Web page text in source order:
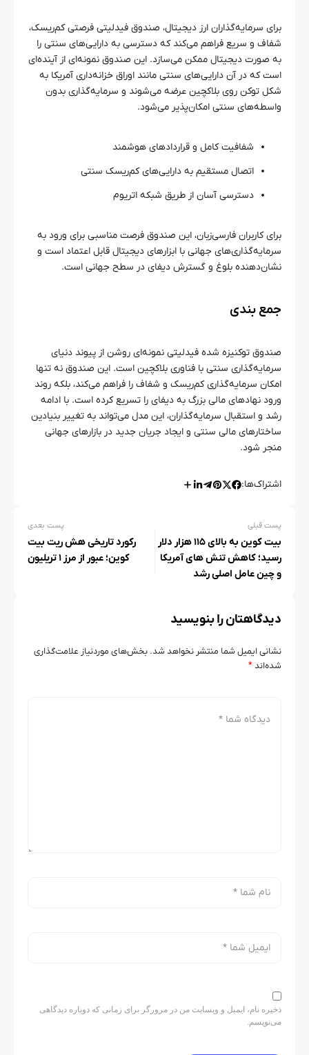
برای سرمایه‌گذاران ارز دیجیتال، صندوق فیدلیتی فرصتی کم‌ریسک،
شفاف و سریع فراهم می‌کند که دسترسی به دارایی‌های سنتی را
به صورت دیجیتال ممکن می‌سازد. این صندوق نمونه‌ای از آینده‌ای
است که در آن دارایی‌های سنتی مانند اوراق خزانه‌داری آمریکا به
شکل توکن روی بلاکچین عرضه می‌شوند و سرمایه‌گذاری بدون
واسطه‌های سنتی امکان‌پذیر می‌شود.
شفافیت کامل و قراردادهای هوشمند
اتصال مستقیم به دارایی‌های کم‌ریسک سنتی
دسترسی آسان از طریق شبکه اتریوم
برای کاربران فارسی‌زبان، این صندوق فرصت مناسبی برای ورود به
سرمایه‌گذاری‌های جهانی با ابزارهای دیجیتال قابل اعتماد است و
نشان‌دهنده بلوغ و گسترش دیفای در سطح جهانی است.
جمع‌ بندی
صندوق توکنیزه‌ شده فیدلیتی نمونه‌ای روشن از پیوند دنیای
سرمایه‌گذاری سنتی با فناوری بلاکچین است. این صندوق نه تنها
امکان سرمایه‌گذاری کم‌ریسک و شفاف را فراهم می‌کند، بلکه روند
ورود نهادهای مالی بزرگ به دیفای را تسریع کرده است. با ادامه
رشد و استقبال سرمایه‌گذاران، این مدل می‌تواند به تغییر بنیادین
ساختارهای مالی سنتی و ایجاد جریان جدید در بازارهای جهانی
منجر شود.
اشتراک‌ها:
پست قبلی
بیت‌ کوین به بالای ۱۱۵ هزار دلار
رسید؛ کاهش تنش‌ های آمریکا
و چین عامل اصلی رشد
پست بعدی
رکورد تاریخی هش ریت بیت‌
کوین؛ عبور از مرز ۱ تریلیون
دیدگاهتان را بنویسید
نشانی ایمیل شما منتشر نخواهد شد. بخش‌های موردنیاز علامت‌گذاری
شده‌اند*
ذخیره نام، ایمیل و وبسایت من در مرورگر برای زمانی که دوباره دیدگاهی
می‌نویسم.